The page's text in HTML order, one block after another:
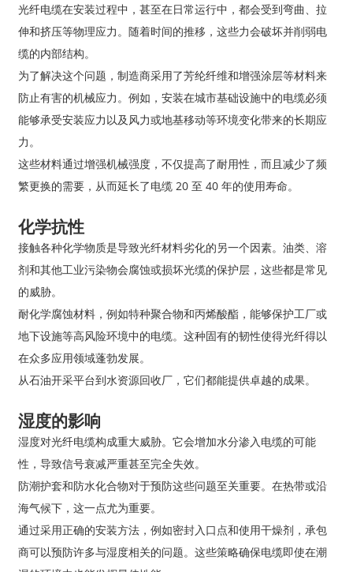
光纤电缆在安装过程中，甚至在日常运行中，都会受到弯曲、拉
伸和挤压等物理应力。随着时间的推移，这些力会破坏并削弱电
缆的内部结构。
为了解决这个问题，制造商采用了芳纶纤维和增强涂层等材料来
防止有害的机械应力。例如，安装在城市基础设施中的电缆必须
能够承受安装应力以及风力或地基移动等环境变化带来的长期应
力。
这些材料通过增强机械强度，不仅提高了耐用性，而且减少了频
繁更换的需要，从而延长了电缆 20 至 40 年的使用寿命。
化学抗性
接触各种化学物质是导致光纤材料劣化的另一个因素。油类、溶
剂和其他工业污染物会腐蚀或损坏光缆的保护层，这些都是常见
的威胁。
耐化学腐蚀材料，例如特种聚合物和丙烯酸酯，能够保护工厂或
地下设施等高风险环境中的电缆。这种固有的韧性使得光纤得以
在众多应用领域蓬勃发展。
从石油开采平台到水资源回收厂，它们都能提供卓越的成果。
湿度的影响
湿度对光纤电缆构成重大威胁。它会增加水分渗入电缆的可能
性，导致信号衰减严重甚至完全失效。
防潮护套和防水化合物对于预防这些问题至关重要。在热带或沿
海气候下，这一点尤为重要。
通过采用正确的安装方法，例如密封入口点和使用干燥剂，承包
商可以预防许多与湿度相关的问题。这些策略确保电缆即使在潮